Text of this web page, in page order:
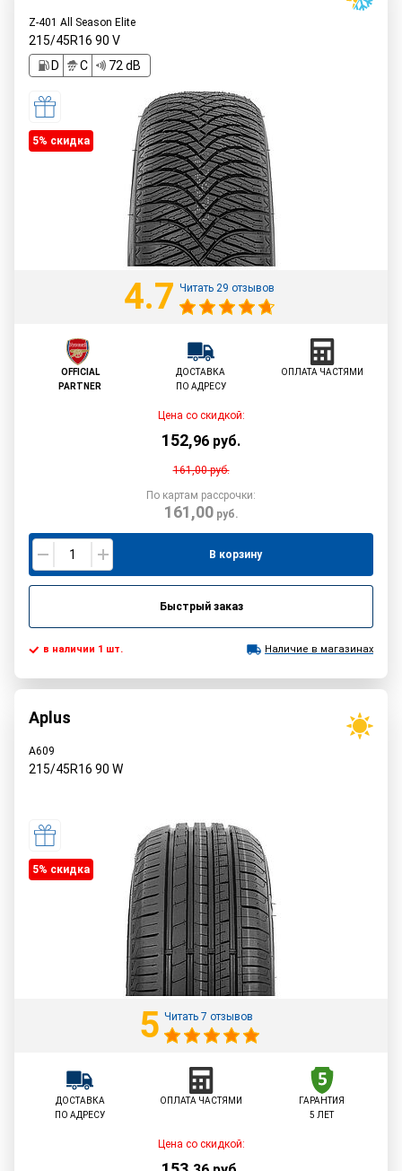
Z-401 All Season Elite
215/45R16 90 V
D
C 72 dB
5% cкидка
4.7 Читать 29 отзывов
OFFICIAL
PARTNER
ДОСТАВКА
ПО АДРЕСУ
ОПЛАТА ЧАСТЯМИ
Цена со скидкой:
152,96 руб.
161,00руб.
По картам рассрочки:
161,00руб.
В корзину
Быстрый заказ
в наличии 1 шт. Наличие в магазинах
Aplus
A609
215/45R16 90 W
5% cкидка
5 Читать 7 отзывов
ДОСТАВКА
ПО АДРЕСУ
ОПЛАТА ЧАСТЯМИ
ГАРАНТИЯ
5 ЛЕТ
Цена со скидкой: